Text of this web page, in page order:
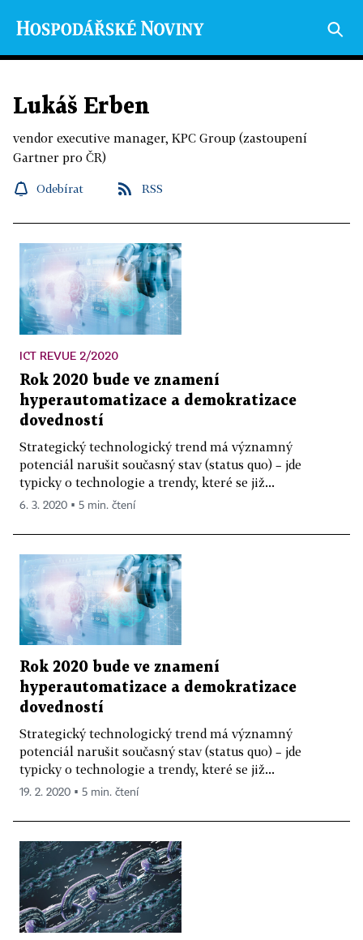
Lukáš Erben
vendor executive manager, KPC Group (zastoupení
Gartner pro ČR)
Odebírat RSS
ICT REVUE 2/2020
Rok 2020 bude ve znamení
hyperautomatizace a demokratizace
dovedností
Strategický technologický trend má významný
potenciál narušit současný stav (status quo) – jde
typicky o technologie a trendy, které se již...
6. 3. 2020 ▪ 5 min. čtení
Rok 2020 bude ve znamení
hyperautomatizace a demokratizace
dovedností
Strategický technologický trend má významný
potenciál narušit současný stav (status quo) – jde
typicky o technologie a trendy, které se již...
19. 2. 2020 ▪ 5 min. čtení